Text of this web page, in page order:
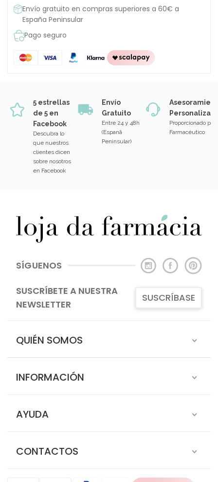
Envío gratuito en compras superiores a 60€ a
España Peninsular
Pago seguro
5 estrellas
de 5 en
Facebook
Descubra lo
que nuestros
clientes dicen
sobre nosotros
en Facebook
Envío
Gratuito
Entre 24 y 48h
(Espanã
Peninsular)
Proporcionado por
Farmacéutico
SÍGUENOS
SUSCRÍBETE A NUESTRA
NEWSLETTER
SUSCRÍBASE
QUIÉN SOMOS
INFORMACIÓN
AYUDA
CONTACTOS